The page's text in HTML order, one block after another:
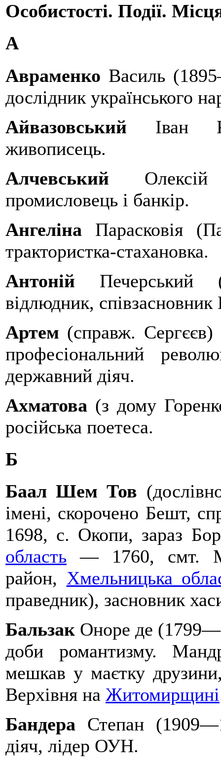
Особистості. Події.
А
Авраменко Василь
дослідник українського
Айвазовський Іван
живописець.
Алчевський
промисловець і банкір.
Ангеліна Парасковія
трактористка-стахановка.
Антоній Печерський
відлюдник,
Артем (справж.
професіональний
державний діяч.
Ахматова (з дому
російська поетеса.
Б
Баал Шем Тов
імені, скорочено Бешт,
1698, с. Окопи, зараз
область — 1760, смт.
район, Хмельницька
праведник), засновник
Бальзак Оноре де
доби романтизму.
мешкав у маєтку
Верхівня на Житомирщині
Бандера Степан
діяч, лідер ОУН.